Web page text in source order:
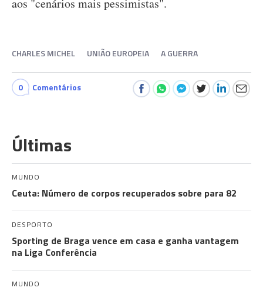
aos "cenários mais pessimistas".
CHARLES MICHEL UNIÃO EUROPEIA A GUERRA
0 Comentários
Últimas
MUNDO
Ceuta: Número de corpos recuperados sobre para 82
DESPORTO
Sporting de Braga vence em casa e ganha vantagem
na Liga Conferência
MUNDO